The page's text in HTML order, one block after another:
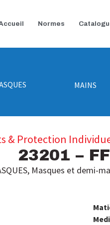
Normes
MAINS
& Protection
23201 –
, Masques et demi-